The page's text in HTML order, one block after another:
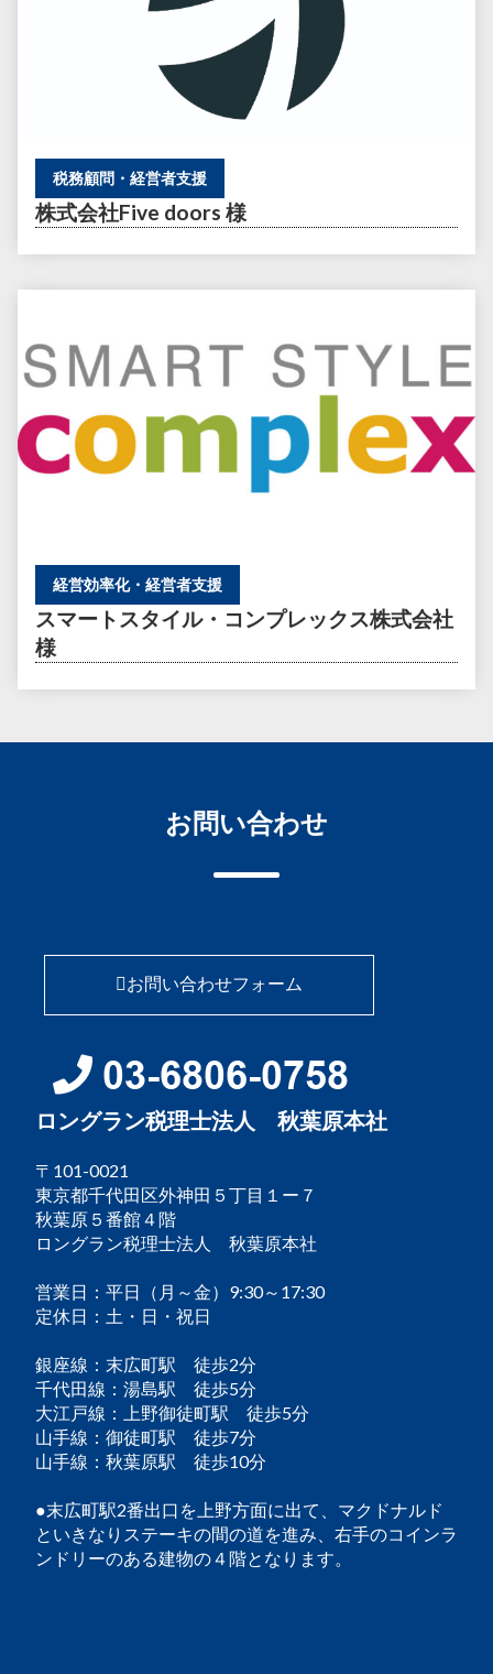
税務顧問・経営者支援
株式会社Five doors 様
経営効率化・経営者支援
スマートスタイル・コンプレックス株式会社
様
お問い合わせ
お問い合わせフォーム
ロングラン税理士法人 秋葉原本社
〒101-0021
東京都千代田区外神田５丁目１ー７
秋葉原５番館４階
ロングラン税理士法人 秋葉原本社
営業日：平日（月～金）9:30～17:30
定休日：土・日・祝日
銀座線：末広町駅 徒歩2分
千代田線：湯島駅 徒歩5分
大江戸線：上野御徒町駅 徒歩5分
山手線：御徒町駅 徒歩7分
山手線：秋葉原駅 徒歩10分
●末広町駅2番出口を上野方面に出て、マクドナルド
といきなりステーキの間の道を進み、右手のコインラ
ンドリーのある建物の４階となります。